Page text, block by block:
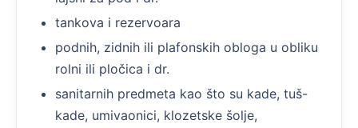
tankova i rezervoara
podnih, zidnih ili plafonskih obloga u obliku
rolni ili pločica i dr.
sanitarnih predmeta kao što su kade, tuš-
kade, umivaonici, klozetske šolje,